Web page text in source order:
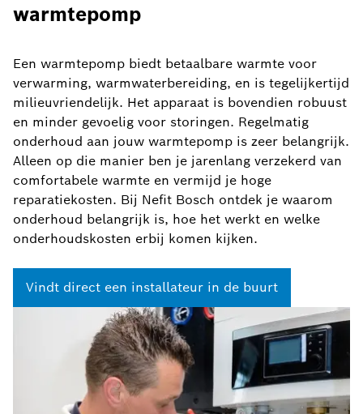
warmtepomp
Een warmtepomp biedt betaalbare warmte voor
verwarming, warmwaterbereiding, en is tegelijkertijd
milieuvriendelijk. Het apparaat is bovendien robuust
en minder gevoelig voor storingen. Regelmatig
onderhoud aan jouw warmtepomp is zeer belangrijk.
Alleen op die manier ben je jarenlang verzekerd van
comfortabele warmte en vermijd je hoge
reparatiekosten. Bij Nefit Bosch ontdek je waarom
onderhoud belangrijk is, hoe het werkt en welke
onderhoudskosten erbij komen kijken.
Vindt direct een installateur in de buurt